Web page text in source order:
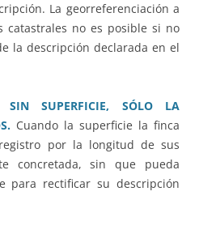
La georreferenciación a
catastrales no es posible si no
la descripción declarada en el
SUPERFICIE, SÓLO LA
Cuando la superficie la finca
por la longitud de sus
concretada, sin que pueda
para rectificar su descripción